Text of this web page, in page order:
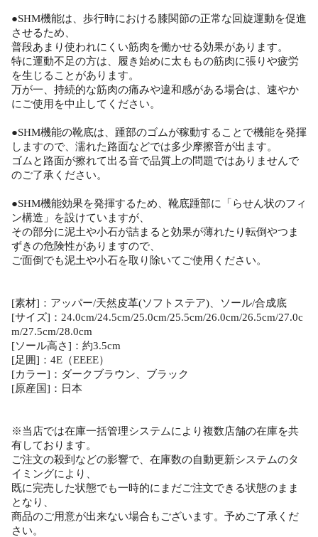
●SHM機能は、歩行時における膝関節の正常な回旋運動を促進
させるため、
普段あまり使われにくい筋肉を働かせる効果があります。
特に運動不足の方は、履き始めに太ももの筋肉に張りや疲労
を生じることがあります。
万が一、持続的な筋肉の痛みや違和感がある場合は、速やか
にご使用を中止してください。
●SHM機能の靴底は、踵部のゴムが稼動することで機能を発揮
しますので、濡れた路面などでは多少摩擦音が出ます。
ゴムと路面が擦れて出る音で品質上の問題ではありませんで
のご了承ください。
●SHM機能効果を発揮するため、靴底踵部に「らせん状のフィ
ン構造」を設けていますが、
その部分に泥土や小石が詰まると効果が薄れたり転倒やつま
ずきの危険性がありますので、
ご面倒でも泥土や小石を取り除いてご使用ください。
[素材]：アッパー/天然皮革(ソフトステア)、ソール/合成底
[サイズ]：24.0cm/24.5cm/25.0cm/25.5cm/26.0cm/26.5cm/27.0c
m/27.5cm/28.0cm
[ソール高さ]：約3.5cm
[足囲]：4E（EEEE）
[カラー]：ダークブラウン、ブラック
[原産国]：日本
※当店では在庫一括管理システムにより複数店舗の在庫を共
有しております。
ご注文の殺到などの影響で、在庫数の自動更新システムのタ
イミングにより、
既に完売した状態でも一時的にまだご注文できる状態のまま
となり、
商品のご用意が出来ない場合もございます。予めご了承くだ
さい。